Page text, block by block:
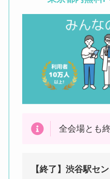
全会場とも
【終了】渋谷駅セ